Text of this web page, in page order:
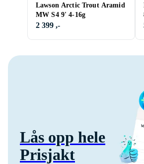
Lawson Arctic Trout Aramid
MW S4 9' 4-16g
2 399 ,-
Lås opp hele
Prisjakt